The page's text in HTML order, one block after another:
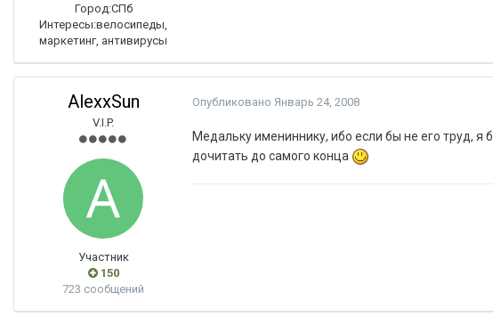
Город:СПб
Интересы:велосипеды,
маркетинг, антивирусы
AlexxSun
V.I.P.
Участник
150
723 сообщений
Опубликовано Январь 24, 2008
Медальку имениннику, ибо если бы не его труд,
дочитать до самого конца